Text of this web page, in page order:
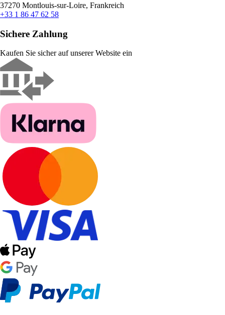
37270 Montlouis-sur-Loire, Frankreich
+33 1 86 47 62 58
Sichere Zahlung
Kaufen Sie sicher auf unserer Website ein